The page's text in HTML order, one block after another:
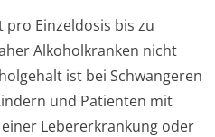
Einzeldosis bis zu
Alkoholkranken nicht
ist bei Schwangeren
und Patienten mit
Lebererkrankung oder